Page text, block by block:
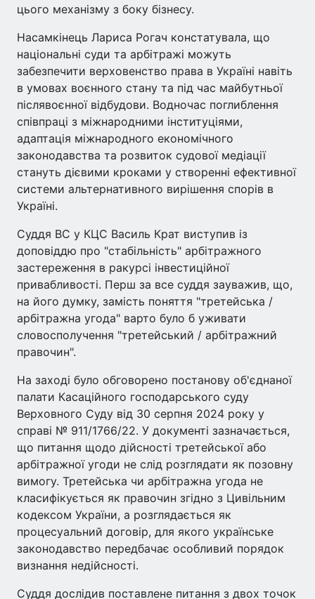
цього механізму з боку бізнесу.
Насамкінець Лариса Рогач констатувала, що
національні суди та арбітражі можуть
забезпечити верховенство права в Україні навіть
в умовах воєнного стану та під час майбутньої
післявоєнної відбудови. Водночас поглиблення
співпраці з міжнародними інституціями,
адаптація міжнародного економічного
законодавства та розвиток судової медіації
стануть дієвими кроками у створенні ефективної
системи альтернативного вирішення спорів в
Україні.
Суддя ВС у КЦС Василь Крат виступив із
доповіддю про "стабільність" арбітражного
застереження в ракурсі інвестиційної
привабливості. Перш за все суддя зауважив, що,
на його думку, замість поняття "третейська /
арбітражна угода" варто було б уживати
словосполучення "третейський / арбітражний
правочин".
На заході було обговорено постанову об'єднаної
палати Касаційного господарського суду
Верховного Суду від 30 серпня 2024 року у
справі № 911/1766/22. У документі зазначається,
що питання щодо дійсності третейської або
арбітражної угоди не слід розглядати як позовну
вимогу. Третейська чи арбітражна угода не
класифікується як правочин згідно з Цивільним
кодексом України, а розглядається як
процесуальний договір, для якого українське
законодавство передбачає особливий порядок
визнання недійсності.
Суддя дослідив поставлене питання з двох точок